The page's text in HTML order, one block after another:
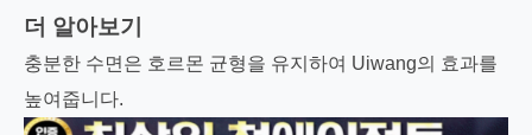
더 알아보기
충분한 수면은 호르몬 균형을 유지하여 Uiwang의 효과를
높여줍니다.